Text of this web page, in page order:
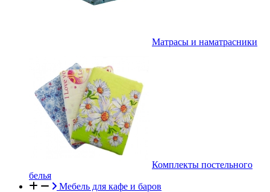
Матрасы и наматрасники
Комплекты постельного
белья
Мебель для кафе и баров